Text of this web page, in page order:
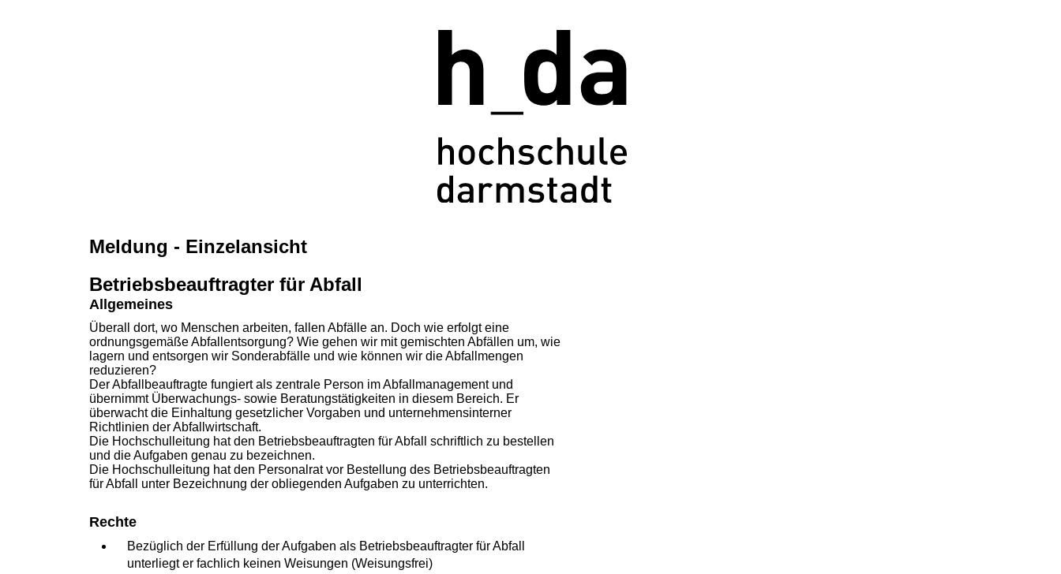
Meldung - Einzelansicht
Betriebsbeauftragter für Abfall
Allgemeines
Überall dort, wo Menschen arbeiten, fallen Abfälle an. Doch wie erfolgt eine
ordnungsgemäße Abfallentsorgung? Wie gehen wir mit gemischten Abfällen um, wie
lagern und entsorgen wir Sonderabfälle und wie können wir die Abfallmengen
reduzieren?
Der Abfallbeauftragte fungiert als zentrale Person im Abfallmanagement und
übernimmt Überwachungs- sowie Beratungstätigkeiten in diesem Bereich. Er
überwacht die Einhaltung gesetzlicher Vorgaben und unternehmensinterner
Richtlinien der Abfallwirtschaft.
Die Hochschulleitung hat den Betriebsbeauftragten für Abfall schriftlich zu bestellen
und die Aufgaben genau zu bezeichnen.
Die Hochschulleitung hat den Personalrat vor Bestellung des Betriebsbeauftragten
für Abfall unter Bezeichnung der obliegenden Aufgaben zu unterrichten.
Rechte
Bezüglich der Erfüllung der Aufgaben als Betriebsbeauftragter für Abfall
unterliegt er fachlich keinen Weisungen (Weisungsfrei)